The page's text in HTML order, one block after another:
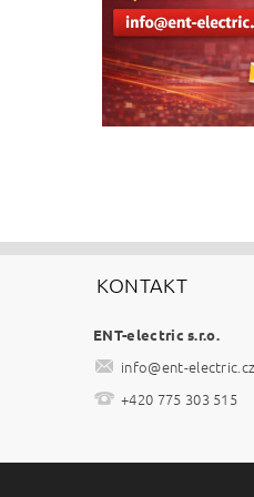
KONTAKT
ENT-electric s.r.o.
info@ent-electric.cz
+420 775 303 515